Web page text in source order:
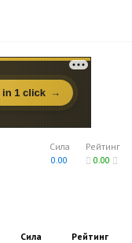
Рейтинг
0.00
Сила
0.00
Сила Рейтинг